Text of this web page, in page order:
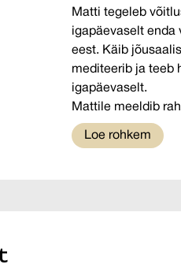
Matti tegeleb
igapäevaselt enda
eest. Käib
mediteerib ja teeb
igapäevaselt.
Mattile meeldib
Loe rohkem